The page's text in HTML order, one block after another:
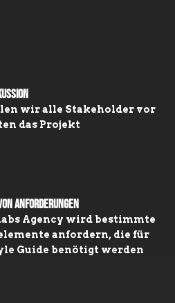
wir alle Stakeholder vor
das Projekt
Anforderungen
Agency wird bestimmte
anfordern, die für
Guide benötigt werden